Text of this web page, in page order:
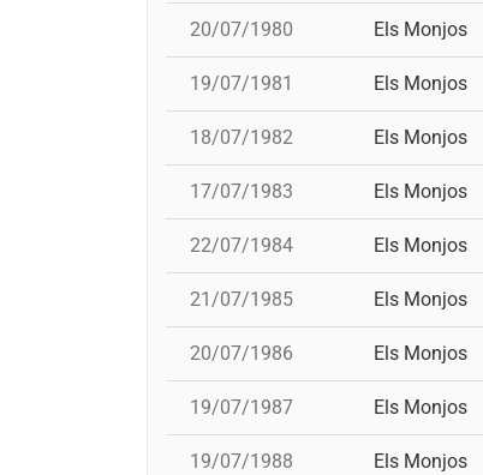
20/07/1980 Els Monjos
19/07/1981 Els Monjos
18/07/1982 Els Monjos
17/07/1983 Els Monjos
22/07/1984 Els Monjos
21/07/1985 Els Monjos
20/07/1986 Els Monjos
19/07/1987 Els Monjos
19/07/1988 Els Monjos